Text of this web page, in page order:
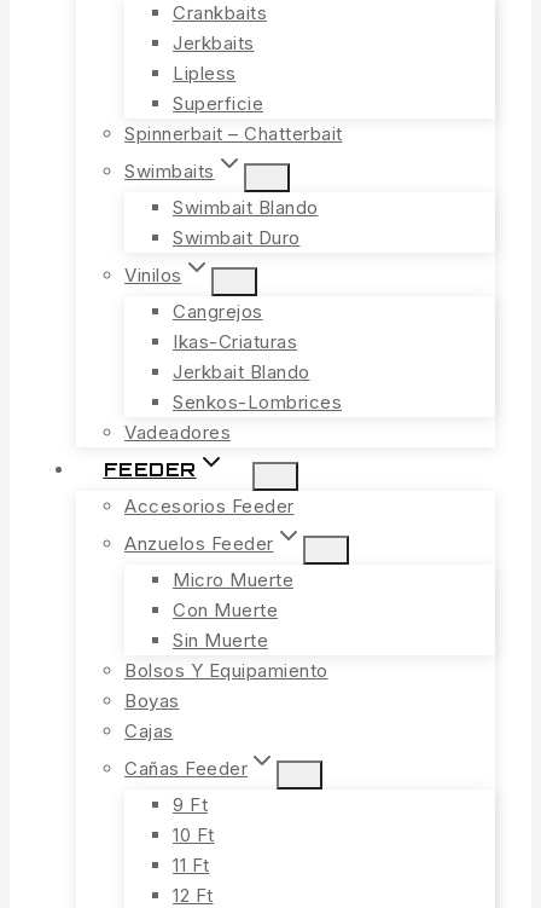
Crankbaits
Jerkbaits
Lipless
Superficie
Spinnerbait – Chatterbait
Swimbaits
Swimbait Blando
Swimbait Duro
Vinilos
Cangrejos
Ikas-Criaturas
Jerkbait Blando
Senkos-Lombrices
Vadeadores
FEEDER
Accesorios Feeder
Anzuelos Feeder
Micro Muerte
Con Muerte
Sin Muerte
Bolsos Y Equipamiento
Boyas
Cajas
Cañas Feeder
9 Ft
10 Ft
11 Ft
12 Ft